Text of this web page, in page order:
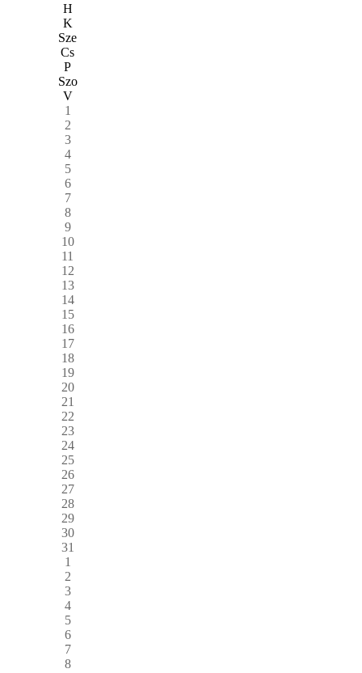
H
K
Sze
Cs
P
Szo
V
1
2
3
4
5
6
7
8
9
10
11
12
13
14
15
16
17
18
19
20
21
22
23
24
25
26
27
28
29
30
31
1
2
3
4
5
6
7
8